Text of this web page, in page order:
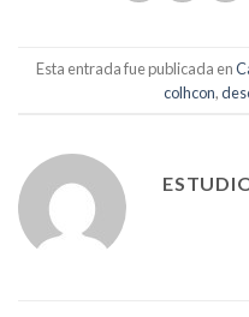
Esta entrada fue publicada en
colhcon,